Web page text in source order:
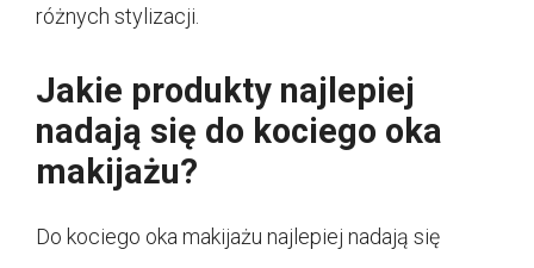
różnych stylizacji.
Jakie produkty najlepiej
nadają się do kociego oka
makijażu?
Do kociego oka makijażu najlepiej nadają się